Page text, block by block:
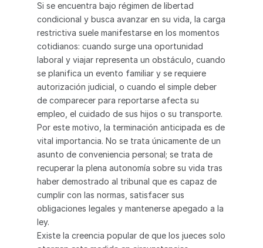
Si se encuentra bajo régimen de libertad
condicional y busca avanzar en su vida, la carga
restrictiva suele manifestarse en los momentos
cotidianos: cuando surge una oportunidad
laboral y viajar representa un obstáculo, cuando
se planifica un evento familiar y se requiere
autorización judicial, o cuando el simple deber
de comparecer para reportarse afecta su
empleo, el cuidado de sus hijos o su transporte.
Por este motivo, la terminación anticipada es de
vital importancia. No se trata únicamente de un
asunto de conveniencia personal; se trata de
recuperar la plena autonomía sobre su vida tras
haber demostrado al tribunal que es capaz de
cumplir con las normas, satisfacer sus
obligaciones legales y mantenerse apegado a la
ley.
Existe la creencia popular de que los jueces solo